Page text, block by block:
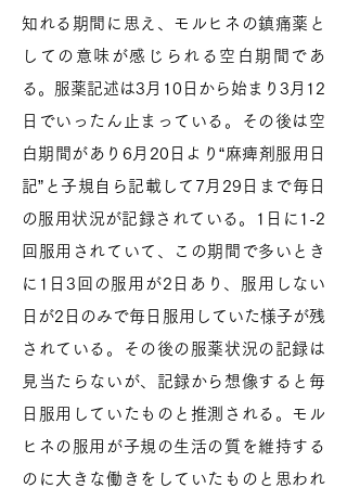
知れる期間に思え、モルヒネの鎮痛薬と
しての意味が感じられる空白期間であ
る。服薬記述は3月10日から始まり3月12
日でいったん止まっている。その後は空
白期間があり6月20日より“麻痺剤服用日
記”と子規自ら記載して7月29日まで毎日
の服用状況が記録されている。1日に1-2
回服用されていて、この期間で多いとき
に1日3回の服用が2日あり、服用しない
日が2日のみで毎日服用していた様子が残
されている。その後の服薬状況の記録は
見当たらないが、記録から想像すると毎
日服用していたものと推測される。モル
ヒネの服用が子規の生活の質を維持する
のに大きな働きをしていたものと思われ